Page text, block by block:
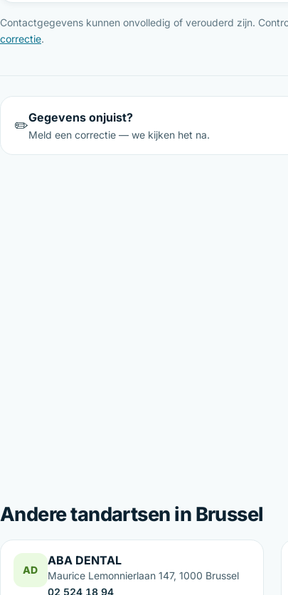
Contactgegevens kunnen onvolledig of verouderd zijn.
correctie.
✏️Gegevens onjuist?
Meld een correctie — we kijken het na.
Andere tandartsen in Brussel
AD
ABA DENTAL
Maurice Lemonnierlaan 147, 1000 Brussel
02 524 18 94